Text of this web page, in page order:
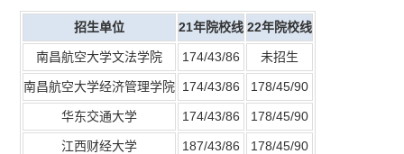
招生单位 21年院校线 22年院校线
南昌航空大学文法学院 174/43/86 未招生
南昌航空大学经济管理学院 174/43/86 178/45/90
华东交通大学 174/43/86 178/45/90
江西财经大学 187/43/86 178/45/90